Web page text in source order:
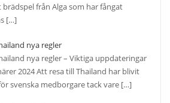
från Alga som har fångat
[…]
nya regler
nya regler – Viktiga uppdateringar
2024 Att resa till Thailand har blivit
svenska medborgare tack vare […]